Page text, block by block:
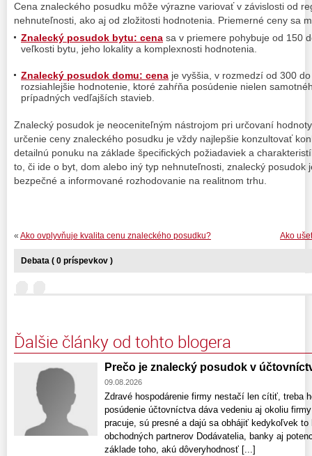
Cena znaleckého posudku môže výrazne variovať v závislosti od
nehnuteľnosti, ako aj od zložitosti hodnotenia. Priemerné ceny sa
Znalecký posudok bytu: cena sa v priemere pohybuje od 150
veľkosti bytu, jeho lokality a komplexnosti hodnotenia.
Znalecký posudok domu: cena je vyššia, v rozmedzí od 300
rozsiahlejšie hodnotenie, ktoré zahŕňa posúdenie nielen
prípadných vedľajších stavieb.
Znalecký posudok je neoceniteľným nástrojom pri určovaní
určenie ceny znaleckého posudku je vždy najlepšie konzultovať
detailnú ponuku na základe špecifických požiadaviek a
to, či ide o byt, dom alebo iný typ nehnuteľnosti, znalecký posudok
bezpečné a informované rozhodovanie na realitnom trhu.
Ako
« Ako ovplyvňuje kvalita cenu znaleckého posudku?
Debata ( 0 príspevkov )
Ďalšie články od tohto blogera
Prečo je znalecký posudok v
09.08.2026
Zdravé hospodárenie firmy nestačí len cítiť, treba
posúdenie účtovníctva dáva vedeniu aj okoliu
pracuje, sú presné a dajú sa obhájiť kedykoľvek to
obchodných partnerov Dodávatelia, banky aj
základe toho, akú dôveryhodnosť [...]